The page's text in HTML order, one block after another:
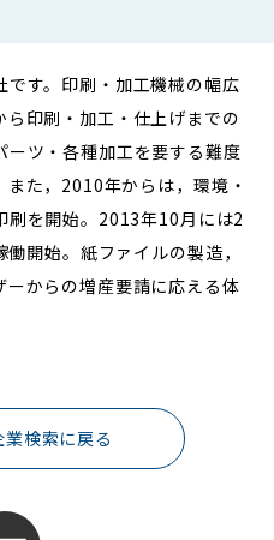
す。印刷・加工機械の幅広
印刷・加工・仕上げまでの
ーツ・各種加工を要する難度
た，2010年からは，環境・
刷を開始。2013年10月には2
開始。紙ファイルの製造，
からの増産要請に応える体
業検索に戻る